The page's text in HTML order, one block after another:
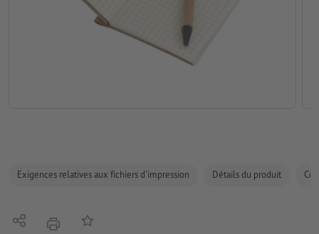
Exigences relatives aux fichiers d'impression Détails du produit
PartagerimprimerAjouter à liste d'article